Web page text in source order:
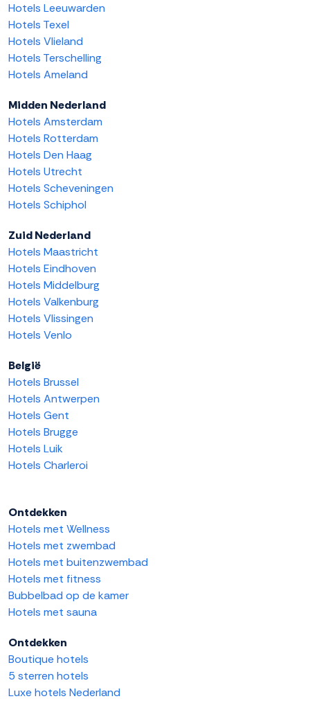
Hotels Leeuwarden
Hotels Texel
Hotels Vlieland
Hotels Terschelling
Hotels Ameland
Midden Nederland
Hotels Amsterdam
Hotels Rotterdam
Hotels Den Haag
Hotels Utrecht
Hotels Scheveningen
Hotels Schiphol
Zuid Nederland
Hotels Maastricht
Hotels Eindhoven
Hotels Middelburg
Hotels Valkenburg
Hotels Vlissingen
Hotels Venlo
België
Hotels Brussel
Hotels Antwerpen
Hotels Gent
Hotels Brugge
Hotels Luik
Hotels Charleroi
Ontdekken
Hotels met Wellness
Hotels met zwembad
Hotels met buitenzwembad
Hotels met fitness
Bubbelbad op de kamer
Hotels met sauna
Ontdekken
Boutique hotels
5 sterren hotels
Luxe hotels Nederland